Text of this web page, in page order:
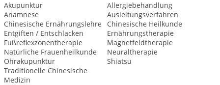
Akupunktur
Allergiebehandlung
Anamnese
Ausleitungsverfahren
Chinesische Ernährungslehre
Chinesische Heilkunde
Entgiften / Entschlacken
Ernährungstherapie
Fußreflexzonentherapie
Magnetfeldtherapie
Natürliche Frauenheilkunde
Neuraltherapie
Ohrakupunktur
Shiatsu
Traditionelle Chinesische
Medizin